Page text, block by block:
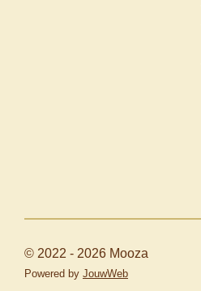
© 2022 - 2026 Mooza
Powered by JouwWeb